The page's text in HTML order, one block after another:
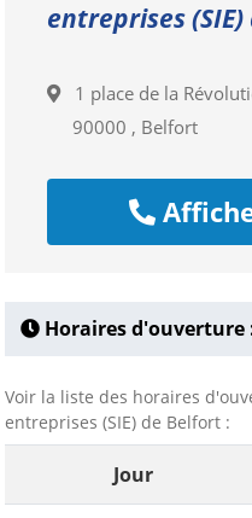
entreprises
1 place de la
90000 , Belfort
Horaires d'ouverture
Voir la liste des horaires
entreprises (SIE) de Belfort :
Jour